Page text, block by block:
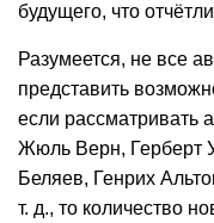
будущего, что
Разумеется, не все
представить
если рассматривать
Жюль Верн, Герберт
Беляев, Генрих
т. д., то количество